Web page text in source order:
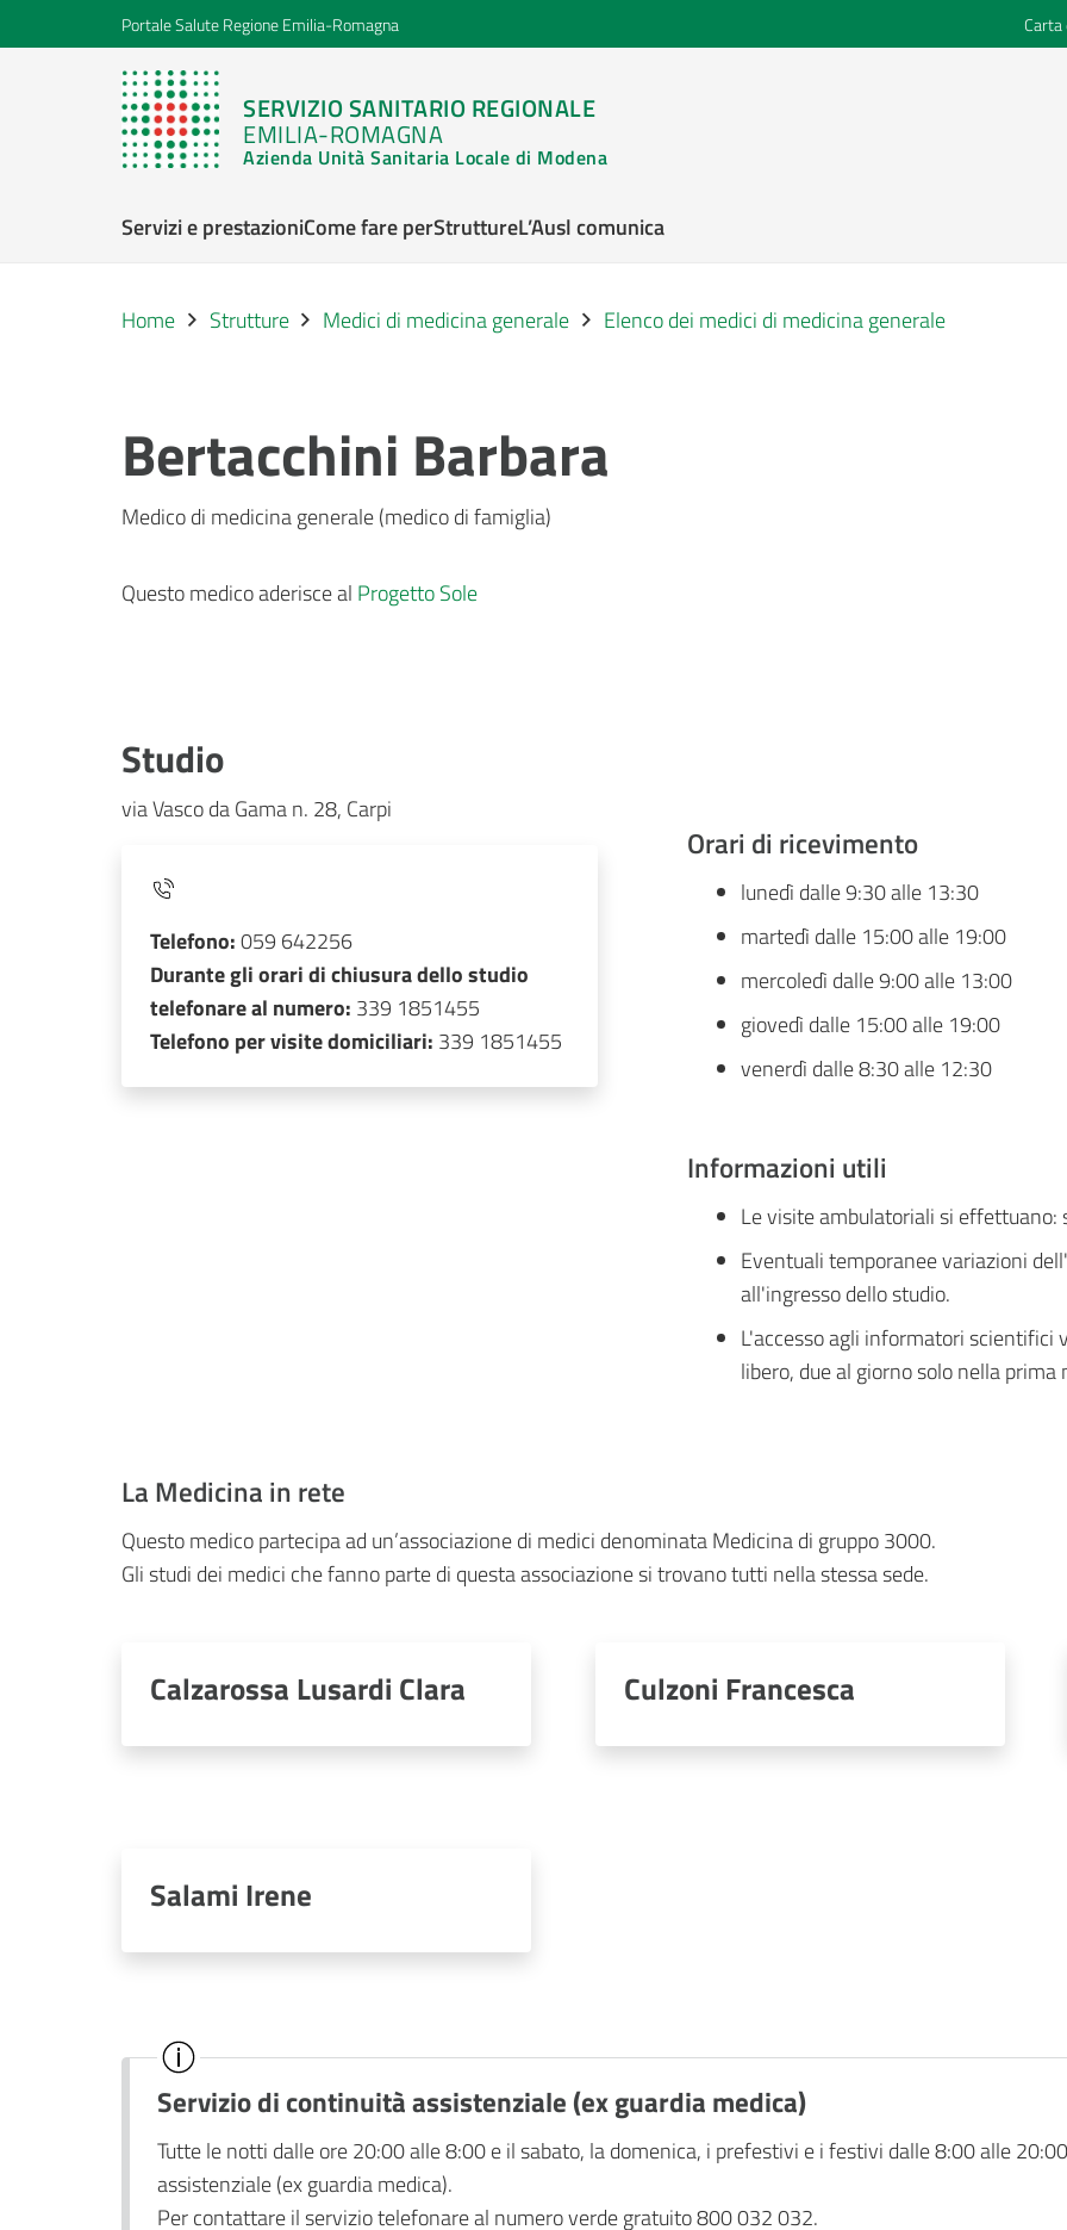
Portale Salute Regione Emilia-Romagna Carta
SERVIZIO SANITARIO REGIONALE
EMILIA-ROMAGNA
Azienda Unità Sanitaria Locale di Modena
Servizi e prestazioniCome fare perStruttureL’Ausl comunica
Home Strutture Medici di medicina generale Elenco dei medici di medicina generale
Bertacchini Barbara
Medico di medicina generale (medico di famiglia)
Questo medico aderisce al Progetto Sole
Studio
via Vasco da Gama n. 28, Carpi
Telefono:059 642256
Durante gli orari di chiusura dello studio
telefonare al numero: 339 1851455
Telefono per visite domiciliari: 339 1851455
Orari di ricevimento
lunedì dalle 9:30 alle 13:30
martedì dalle 15:00 alle 19:00
mercoledì dalle 9:00 alle 13:00
giovedì dalle 15:00 alle 19:00
venerdì dalle 8:30 alle 12:30
Informazioni utili
Le visite ambulatoriali si effettuano:
Eventuali temporanee variazioni
all'ingresso dello studio.
L'accesso agli informatori scientifici
libero, due al giorno solo nella
La Medicina in rete
Questo medico partecipa ad un’associazione di medici denominata Medicina di gruppo 3000.
Gli studi dei medici che fanno parte di questa associazione si trovano tutti nella stessa sede.
Calzarossa Lusardi Clara Culzoni Francesca
Salami Irene
Servizio di continuità assistenziale (ex guardia medica)
Tutte le notti dalle ore 20:00 alle 8:00 e il sabato, la domenica, i prefestivi e i festivi dalle 8:00 alle
assistenziale (ex guardia medica).
Per contattare il servizio telefonare al numero verde gratuito 800 032 032.